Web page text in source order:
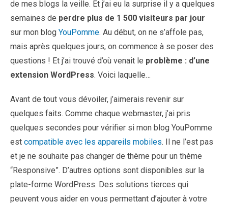
de mes blogs la veille. Et j’ai eu la surprise il y a quelques
semaines de perdre plus de 1 500 visiteurs par jour
sur mon blog YouPomme. Au début, on ne s’affole pas,
mais après quelques jours, on commence à se poser des
questions ! Et j’ai trouvé d’où venait le problème : d’une
extension WordPress. Voici laquelle…
Avant de tout vous dévoiler, j’aimerais revenir sur
quelques faits. Comme chaque webmaster, j’ai pris
quelques secondes pour vérifier si mon blog YouPomme
est compatible avec les appareils mobiles. Il ne l’est pas
et je ne souhaite pas changer de thème pour un thème
“Responsive”. D’autres options sont disponibles sur la
plate-forme WordPress. Des solutions tierces qui
peuvent vous aider en vous permettant d’ajouter à votre